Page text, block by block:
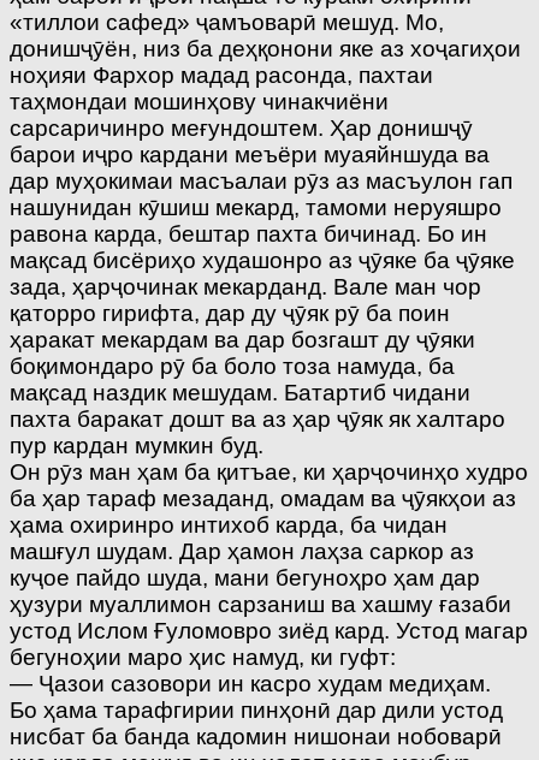
«тиллои сафед» ҷамъоварӣ мешуд. Мо,
донишҷӯён, низ ба деҳқонони яке аз хоҷагиҳои
ноҳияи Фархор мадад расонда, пахтаи
таҳмондаи мошинҳову чинакчиёни
сарсаричинро меғундоштем. Ҳар донишҷӯ
барои иҷро кардани меъёри муаяйншуда ва
дар муҳокимаи масъалаи рӯз аз масъулон гап
нашунидан кӯшиш мекард, тамоми неруяшро
равона карда, бештар пахта бичинад. Бо ин
мақсад бисёриҳо худашонро аз ҷӯяке ба ҷӯяке
зада, ҳарҷочинак мекарданд. Вале ман чор
қаторро гирифта, дар ду ҷӯяк рӯ ба поин
ҳаракат мекардам ва дар бозгашт ду ҷӯяки
боқимондаро рӯ ба боло тоза намуда, ба
мақсад наздик мешудам. Батартиб чидани
пахта баракат дошт ва аз ҳар ҷӯяк як халтаро
пур кардан мумкин буд.
Он рӯз ман ҳам ба қитъае, ки ҳарҷочинҳо худро
ба ҳар тараф мезаданд, омадам ва ҷӯякҳои аз
ҳама охиринро интихоб карда, ба чидан
машғул шудам. Дар ҳамон лаҳза саркор аз
куҷое пайдо шуда, мани бегуноҳро ҳам дар
ҳузури муаллимон сарзаниш ва хашму ғазаби
устод Ислом Ғуломовро зиёд кард. Устод магар
бегуноҳии маро ҳис намуд, ки гуфт:
— Ҷазои сазовори ин касро худам медиҳам.
Бо ҳама тарафгирии пинҳонӣ дар дили устод
нисбат ба банда кадомин нишонаи нобоварӣ